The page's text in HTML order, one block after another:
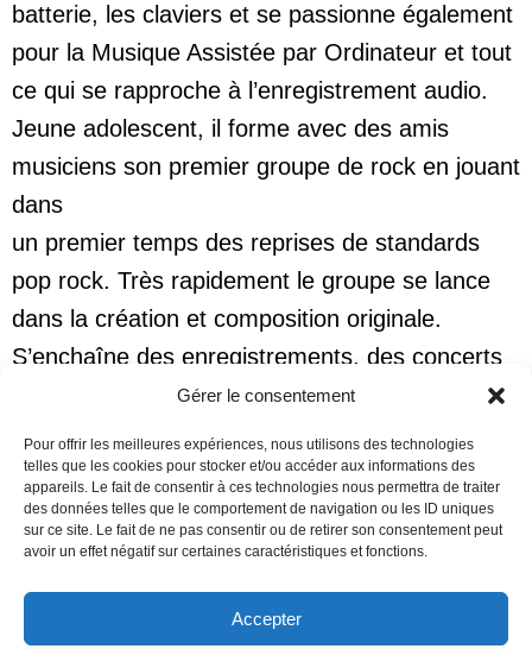
Gérer le consentement
Pour offrir les meilleures expériences, nous utilisons des technologies
telles que les cookies pour stocker et/ou accéder aux informations des
appareils. Le fait de consentir à ces technologies nous permettra de traiter
des données telles que le comportement de navigation ou les ID uniques
sur ce site. Le fait de ne pas consentir ou de retirer son consentement peut
avoir un effet négatif sur certaines caractéristiques et fonctions.
Accepter
batterie, les claviers et se passionne également
pour la Musique Assistée par Ordinateur et tout
ce qui se rapproche à l’enregistrement audio.
Jeune adolescent, il forme avec des amis
musiciens son premier groupe de rock en jouant
dans
un premier temps des reprises de standards
pop rock. Très rapidement le groupe se lance
dans la création et composition originale.
S’enchaîne des enregistrements, des concerts
sur des scènes locales puis nationales, des
festivals et en première partie de groupes
nationaux.
Dès l’obtention de son Prix de Conservatoire,
Christophe intègre différentes Ecoles de
connaissances auprès de ses élèves.
Ce site utilise des cookies pour mesurer son audience et